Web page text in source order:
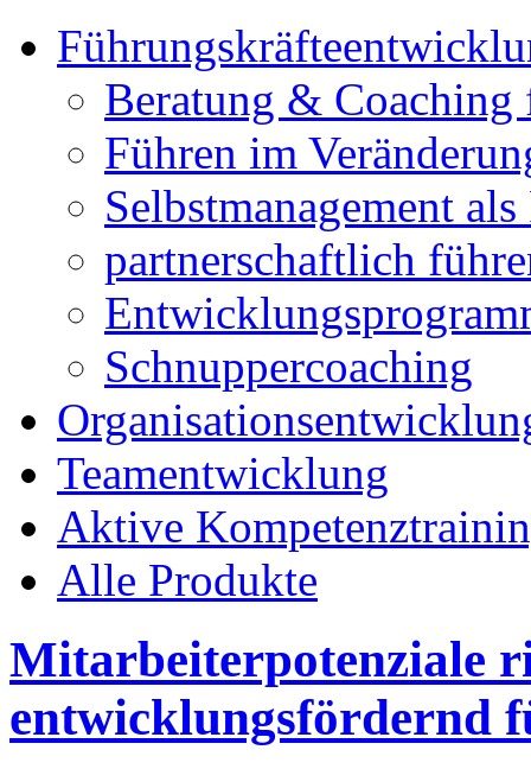
Beratung &
Führen im
Selbstmanagement
partnerschaftlich
Schnuppercoaching
Teamentwicklung
Aktive
Alle Produkte
Mitarbeiterpotenziale
entwicklungsfördernd